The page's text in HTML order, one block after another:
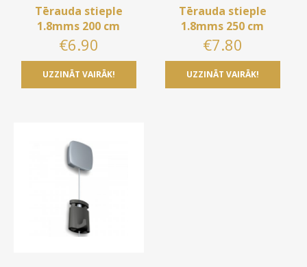
Tērauda stieple
1.8mms 200 cm
€6.90
UZZINĀT VAIRĀK!
Tērauda stieple
1.8mms 250 cm
€7.80
UZZINĀT VAIRĀK!